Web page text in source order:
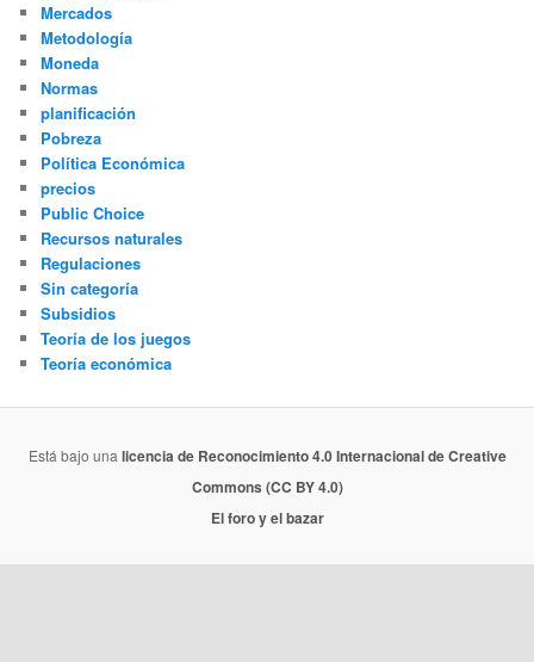
Mercados
Metodología
Moneda
Normas
planificación
Pobreza
Política Económica
precios
Public Choice
Recursos naturales
Regulaciones
Sin categoría
Subsidios
Teoría de los juegos
Teoría económica
Está bajo una licencia de Reconocimiento 4.0 Internacional de Creative
Commons (CC BY 4.0)
El foro y el bazar